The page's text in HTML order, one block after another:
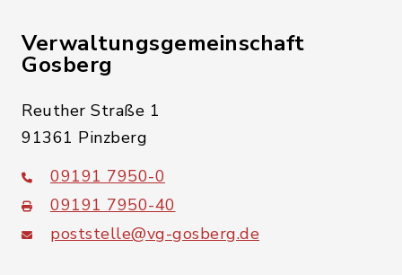
Verwaltungsgemeinschaft
Gosberg
Reuther Straße 1
91361 Pinzberg
09191 7950-0
09191 7950-40
poststelle@vg-gosberg.de